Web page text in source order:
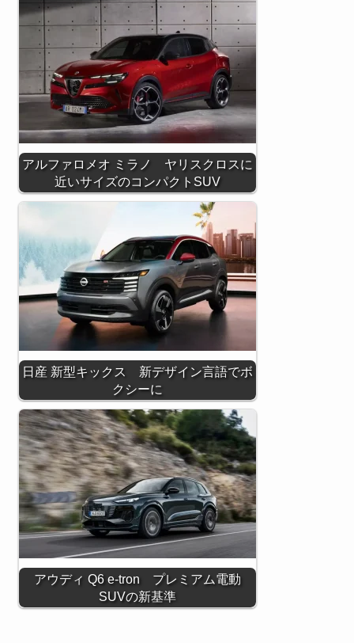
アルファロメオ ミラノ ヤリスクロスに
近いサイズのコンパクトSUV
日産 新型キックス 新デザイン言語でボ
クシーに
アウディ Q6 e-tron プレミアム電動
SUVの新基準